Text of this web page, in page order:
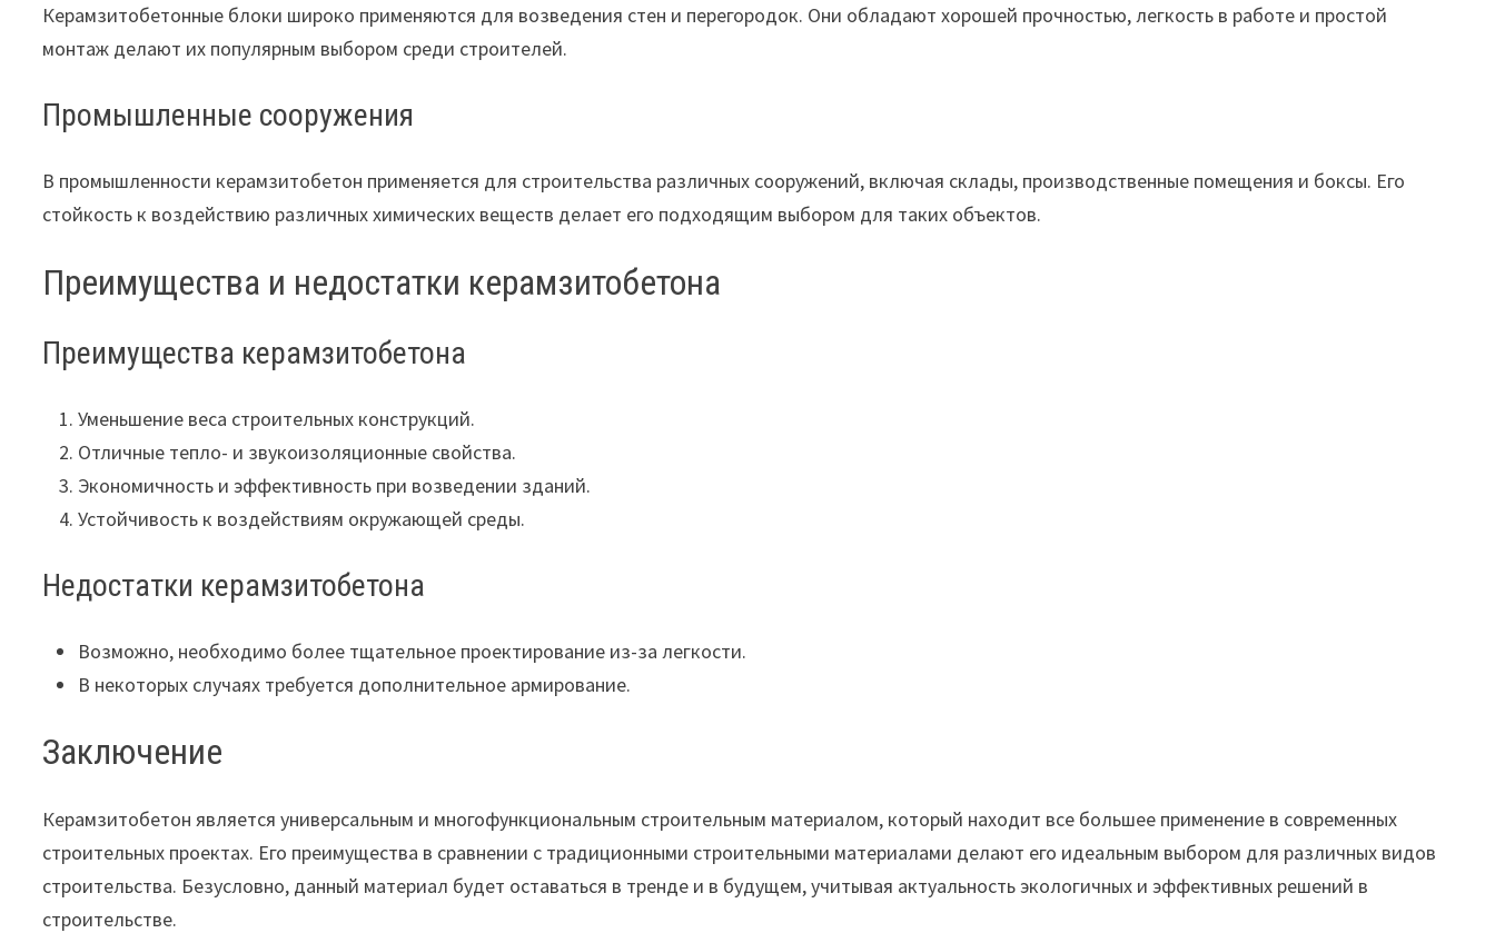
Керамзитобетонные блоки широко применяются для возведения стен и перегородок. Они обладают хорошей прочностью, легкость в работе и простой
монтаж делают их популярным выбором среди строителей.
Промышленные сооружения
В промышленности керамзитобетон применяется для строительства различных сооружений, включая склады, производственные помещения и боксы. Его
стойкость к воздействию различных химических веществ делает его подходящим выбором для таких объектов.
Преимущества и недостатки керамзитобетона
Преимущества керамзитобетона
Уменьшение веса строительных конструкций.
Отличные тепло- и звукоизоляционные свойства.
Экономичность и эффективность при возведении зданий.
Устойчивость к воздействиям окружающей среды.
Недостатки керамзитобетона
Возможно, необходимо более тщательное проектирование из-за легкости.
В некоторых случаях требуется дополнительное армирование.
Заключение
Керамзитобетон является универсальным и многофункциональным строительным материалом, который находит все большее применение в современных
строительных проектах. Его преимущества в сравнении с традиционными строительными материалами делают его идеальным выбором для различных видов
строительства. Безусловно, данный материал будет оставаться в тренде и в будущем, учитывая актуальность экологичных и эффективных решений в
строительстве.